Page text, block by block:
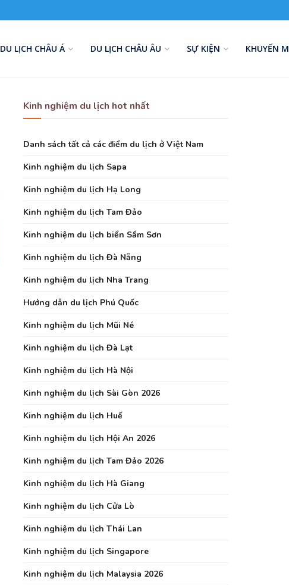
DU LỊCH CHÂU Á DU LỊCH CHÂU ÂU SỰ KIỆN KHUYẾN
Kinh nghiệm du lịch hot nhất
Danh sách tất cả các điểm du lịch ở Việt Nam
Kinh nghiệm du lịch Sapa
Kinh nghiệm du lịch Hạ Long
Kinh nghiệm du lịch Tam Đảo
Kinh nghiệm du lịch biển Sầm Sơn
Kinh nghiệm du lịch Đà Nẵng
Kinh nghiệm du lịch Nha Trang
Hướng dẫn du lịch Phú Quốc
Kinh nghiệm du lịch Mũi Né
Kinh nghiệm du lịch Đà Lạt
Kinh nghiệm du lịch Hà Nội
Kinh nghiệm du lịch Sài Gòn 2026
Kinh nghiệm du lịch Huế
Kinh nghiệm du lịch Hội An 2026
Kinh nghiệm du lịch Tam Đảo 2026
Kinh nghiệm du lịch Hà Giang
Kinh nghiệm du lịch Cửa Lò
Kinh nghiệm du lịch Thái Lan
Kinh nghiệm du lịch Singapore
Kinh nghiệm du lịch Malaysia 2026